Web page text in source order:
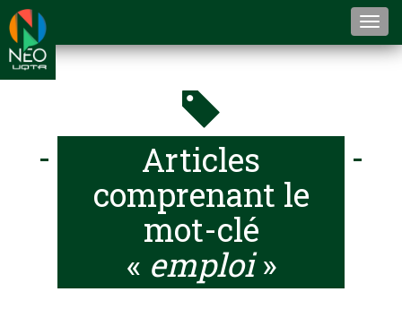
Articles
comprenant le
mot-clé
« emploi»